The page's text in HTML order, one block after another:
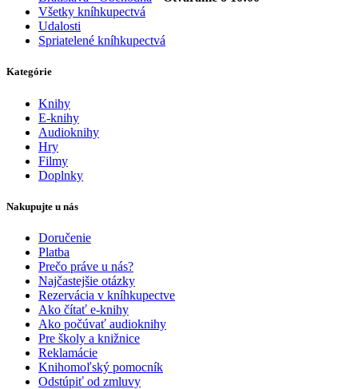
Všetky kníhkupectvá
Udalosti
Spriatelené kníhkupectvá
Kategórie
Knihy
E-knihy
Audioknihy
Hry
Filmy
Doplnky
Nakupujte u nás
Doručenie
Platba
Prečo práve u nás?
Najčastejšie otázky
Rezervácia v kníhkupectve
Ako čítať e-knihy
Ako počúvať audioknihy
Pre školy a knižnice
Reklamácie
Knihomoľský pomocník
Odstúpiť od zmluvy